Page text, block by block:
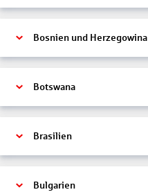
Bosnien und Herzegowina
Botswana
Brasilien
Bulgarien